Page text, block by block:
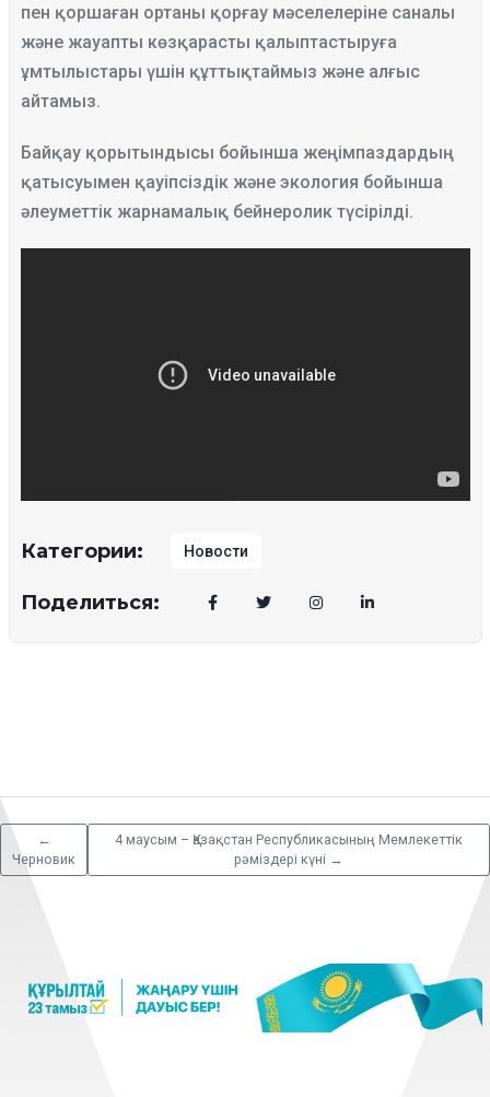
пен қоршаған ортаны қорғау мәселелеріне саналы
және жауапты көзқарасты қалыптастыруға
ұмтылыстары үшін құттықтаймыз және алғыс
айтамыз.
Байқау қорытындысы бойынша жеңімпаздардың
қатысуымен қауіпсіздік және экология бойынша
әлеуметтік жарнамалық бейнеролик түсірілді.
Категории: Новости
Поделиться:
←
Черновик
4 маусым – Қазақстан Республикасының Мемлекеттік
рәміздері күні →